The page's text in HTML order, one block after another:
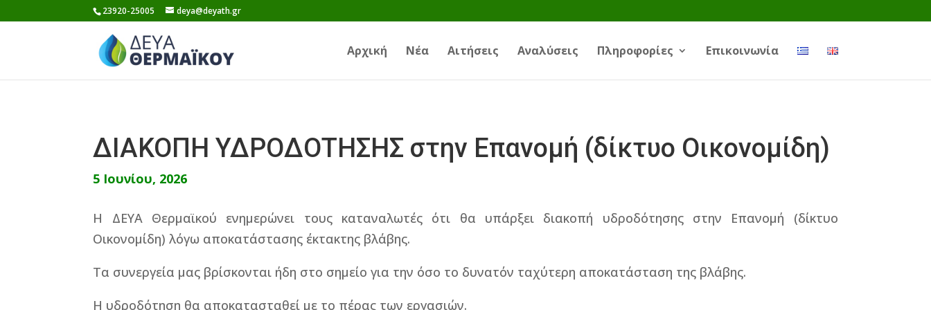
to
23920-25005 deya@deyath.gr
Αρχική Νέα Αιτήσεις Αναλύσεις Πληροφορίες Επικοινωνία
ΔΙΑΚΟΠΗ ΥΔΡΟΔΟΤΗΣΗΣ στην Επανομή (δίκτυο Οικονομίδη)
5 Ιουνίου, 2026
Η ΔΕΥΑ Θερμαϊκού ενημερώνει τους καταναλωτές ότι θα υπάρξει διακοπή υδροδότησης στην Επανομή (δίκτυο
Οικονομίδη) λόγω αποκατάστασης έκτακτης βλάβης.
Τα συνεργεία μας βρίσκονται ήδη στο σημείο για την όσο το δυνατόν ταχύτερη αποκατάσταση της βλάβης.
Η υδροδότηση θα αποκατασταθεί με το πέρας των εργασιών.